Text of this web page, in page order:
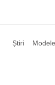
Știri